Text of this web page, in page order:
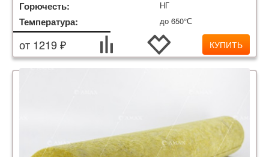
Горючесть: НГ
Температура: до 650°С
от 1219 ₽ КУПИТЬ